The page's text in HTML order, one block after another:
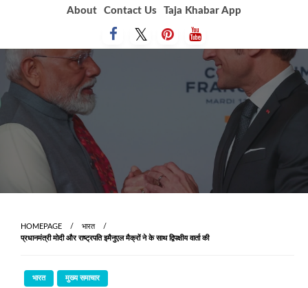
About Contact Us Taja Khabar App
HOMEPAGE
भारत
प्रधानमंत्री मोदी और राष्ट्रपति इमैनुएल मैक्रों ने के साथ द्विपक्षीय वार्ता की
भारत मुख्य समाचार